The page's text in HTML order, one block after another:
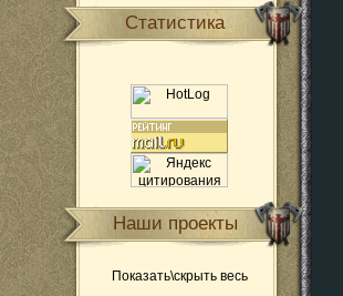
Статистика
Наши проекты
Показать\скрыть весь